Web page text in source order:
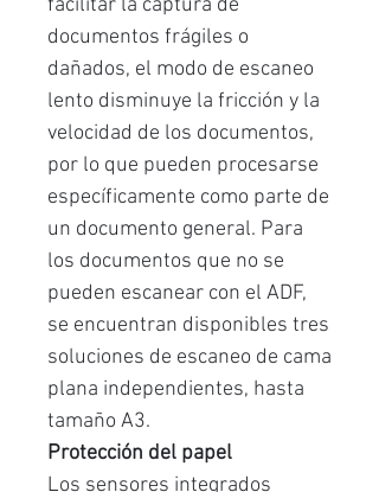
facilitar la captura de
documentos frágiles o
dañados, el modo de escaneo
lento disminuye la fricción y la
velocidad de los documentos,
por lo que pueden procesarse
específicamente como parte de
un documento general. Para
los documentos que no se
pueden escanear con el ADF,
se encuentran disponibles tres
soluciones de escaneo de cama
plana independientes, hasta
tamaño A3.
Protección del papel
Los sensores integrados